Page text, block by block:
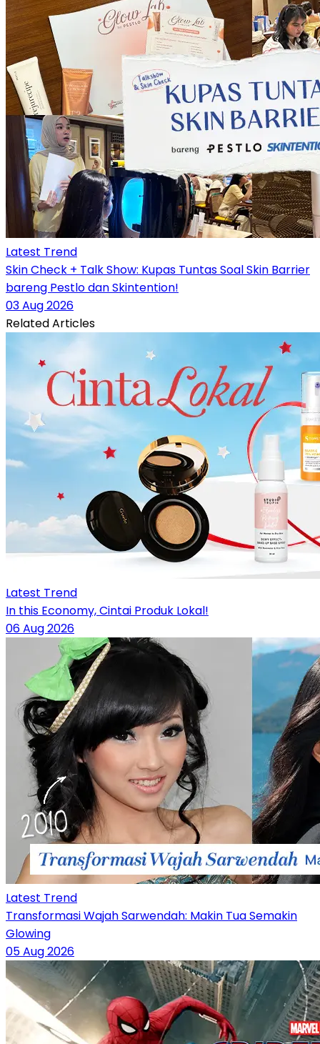
Latest Trend
Skin Check + Talk Show: Kupas Tuntas Soal Skin Barrier
bareng Pestlo dan Skintention!
03 Aug 2026
Related Articles
Latest Trend
In this Economy, Cintai Produk Lokal!
06 Aug 2026
Latest Trend
Transformasi Wajah Sarwendah: Makin Tua Semakin
Glowing
05 Aug 2026